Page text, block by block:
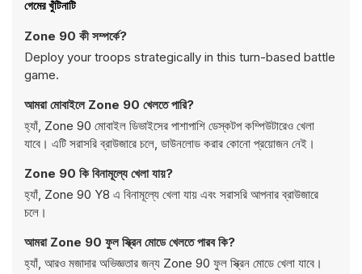
গেমের খুঁটিনাটি
Zone 90 কী সম্পর্কে?
Deploy your troops strategically in this turn-based battle
game.
আমরা মোবাইলে Zone 90 খেলতে পারি?
হ্যাঁ, Zone 90 মোবাইল ডিভাইসের পাশাপাশি ডেস্কটপ কম্পিউটারেও খেলা
যাবে। এটি সরাসরি ব্রাউজারে চলে, ডাউনলোড করার কোনো প্রয়োজন নেই।
Zone 90 কি বিনামূল্যে খেলা যায়?
হ্যাঁ, Zone 90 Y8 এ বিনামূল্যে খেলা যায় এবং সরাসরি আপনার ব্রাউজারে
চলে।
আমরা Zone 90 ফুল স্ক্রিন মোডে খেলতে পারব কি?
হ্যাঁ, আরও মজাদার অভিজ্ঞতার জন্য Zone 90 ফুল স্ক্রিন মোডে খেলা যাবে।